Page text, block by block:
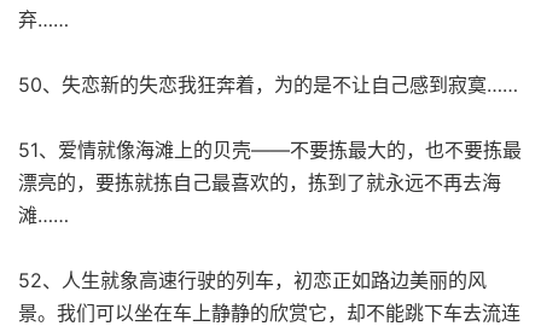
弃……
50、失恋新的失恋我狂奔着，为的是不让自己感到寂寞……
51、爱情就像海滩上的贝壳——不要拣最大的，也不要拣最
漂亮的，要拣就拣自己最喜欢的，拣到了就永远不再去海
滩……
52、人生就象高速行驶的列车，初恋正如路边美丽的风
景。我们可以坐在车上静静的欣赏它，却不能跳下车去流连